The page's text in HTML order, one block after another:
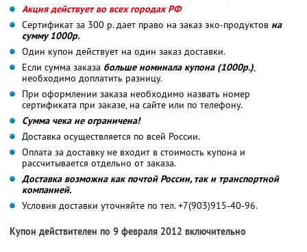
Акция действует во всех городах РФ
Сертификат за 300 р. дает право на заказ эко-продуктов на
сумму 1000р.
Один купон действует на один заказ доставки.
Если сумма заказа больше номинала купона (1000р.),
необходимо доплатить разницу.
При оформлении заказа необходимо назвать номер
сертификата при заказе, на сайте или по телефону.
Сумма чека не ограничена!
Доставка осуществляется по всей России.
Оплата за доставку не входит в стоимость купона и
рассчитывается отдельно от заказа.
Доставка возможна как почтой России, так и транспортной
компанией.
Условия доставки уточняйте по тел. +7(903)915-40-96.
Купон действителен по 9 февраля 2012 включительно